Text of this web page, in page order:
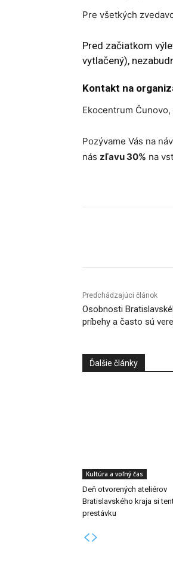
Pre všetkých
Pred začiatkom
vytlačený),
Kontakt na
Ekocentrum Čunovo,
Pozývame Vás na
nás zľavu 30% na
Predchádzajúci článok
Osobnosti
príbehy a často sú
Ďalšie články
Kultúra a voľný čas
Deň otvorených ateliérov
Bratislavského kraja si
prestávku